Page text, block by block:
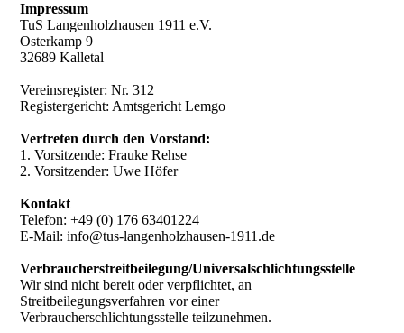
Impressum
TuS Langenholzhausen 1911 e.V.
Osterkamp 9
32689 Kalletal
Vereinsregister: Nr. 312
Registergericht: Amtsgericht Lemgo
Vertreten durch den Vorstand:
1. Vorsitzende: Frauke Rehse
2. Vorsitzender: Uwe Höfer
Kontakt
Telefon: +49 (0) 176 63401224
E-Mail: info@tus-langenholzhausen-1911.de
Verbraucherstreitbeilegung/Universalschlichtungsstelle
Wir sind nicht bereit oder verpflichtet, an
Streitbeilegungsverfahren vor einer
Verbraucherschlichtungsstelle teilzunehmen.